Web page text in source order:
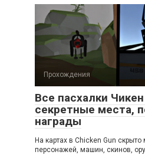
Прохождения
Все пасхалки
секретные места,
награды
На картах в Chicken Gun
персонажей, машин, скинов,